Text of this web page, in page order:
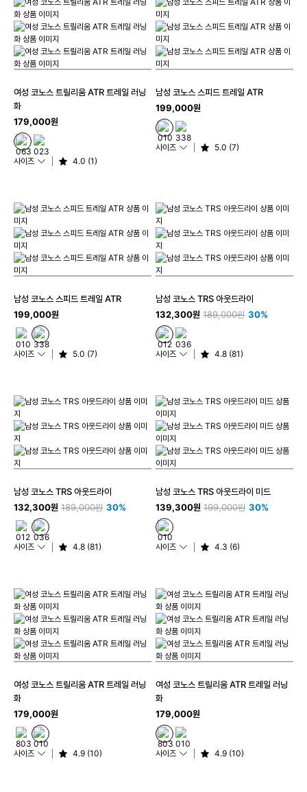
여성 코노스 트릴리움 ATR 트레일 러닝
화
179,000원
사이즈 4.0 (1)
남성 코노스 스피드 트레일 ATR
199,000원
사이즈 5.0 (7)
남성 코노스 스피드 트레일 ATR
199,000원
사이즈 5.0 (7)
남성 코노스 TRS 아웃드라이
132,300원 189,000원 30%
사이즈 4.8 (81)
남성 코노스 TRS 아웃드라이
132,300원 189,000원 30%
사이즈 4.8 (81)
남성 코노스 TRS 아웃드라이 미드
139,300원 199,000원 30%
사이즈 4.3 (6)
여성 코노스 트릴리움 ATR 트레일 러닝
화
179,000원
사이즈 4.9 (10)
여성 코노스 트릴리움 ATR 트레일 러닝
화
179,000원
사이즈 4.9 (10)